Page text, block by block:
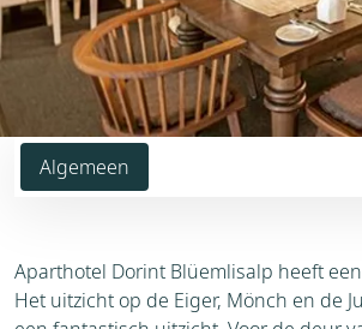
Algemeen
Aparthotel Dorint Blüemlisalp heeft
Het uitzicht op de Eiger, Mönch en de